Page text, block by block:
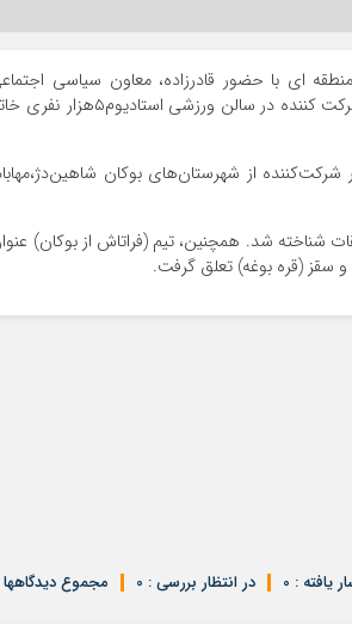
اختتامیه مسابقات جورابین منطقه ای با حضور قادرزاده، معاون سیاسی
فرمانداری، رئیس اداره ورزش و جوانان، رئیس و اعضای شورای اسلامی و اعضای شرکت کننده در سالن ورزشی
که به مدت ۱۵ شب برگزار گردید، با حضور ۱۸۲ تیم و بیش از ۷۵۰ نفر شرکت‌کننده از شهرستان‌های بوکان
شناخته شد. همچنین، تیم (فراتاش از بوکان)
و سقز (قره بوغه) تعلق گرفت.
مجموع دیدگاهها در انتظار بررسی : 0 یافته : 0